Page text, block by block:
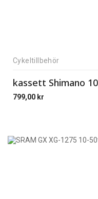
Cykeltillbehör
kassett Shimano
799,00 kr